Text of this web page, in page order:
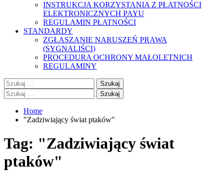
INSTRUKCJA KORZYSTANIA Z PŁATNOŚCI
ELEKTRONICZNYCH PAYU
REGULAMIN PŁATNOŚCI
STANDARDY
ZGŁASZANIE NARUSZEŃ PRAWA
(SYGNALIŚCI)
PROCEDURA OCHRONY MAŁOLETNICH
REGULAMINY
Szukaj:
Szukaj:
Home
"Zadziwiający świat ptaków"
Tag: "Zadziwiający świat
ptaków"